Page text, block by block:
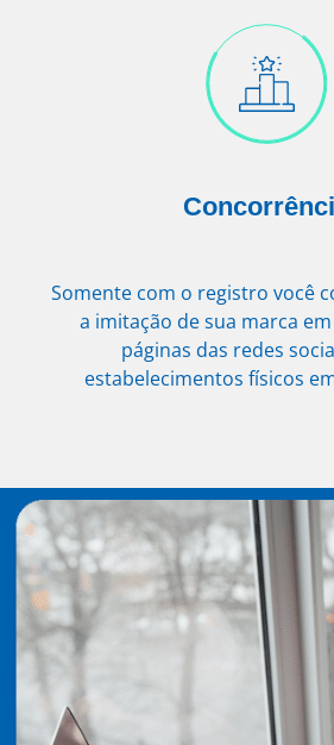
Somente com o registro você
a imitação de sua marca
páginas das redes
estabelecimentos físicos